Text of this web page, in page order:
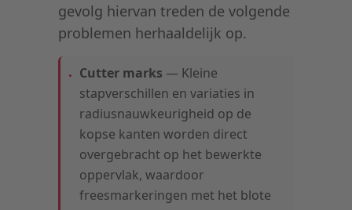
gevolg hiervan treden de volgende
problemen herhaaldelijk op.
Cutter marks — Kleine
stapverschillen en variaties in
radiusnauwkeurigheid op de
kopse kanten worden direct
overgebracht op het bewerkte
oppervlak, waardoor
freesmarkeringen met het blote